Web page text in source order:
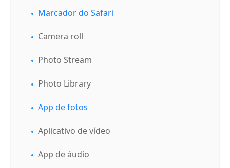
Marcador do Safari
Camera roll
Photo Stream
Photo Library
App de fotos
Aplicativo de vídeo
App de áudio